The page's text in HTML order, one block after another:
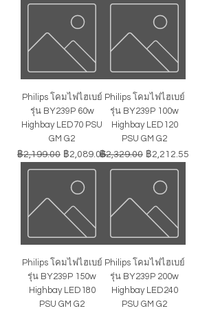
Philips โคมไฟไฮเบย์
รุ่น BY239P 60w
Highbay LED70 PSU
GM G2
ราคาปกติ
฿2,199.00 ราคาขายลด
฿2,089.05
Philips โคมไฟไฮเบย์
รุ่น BY239P 100w
Highbay LED120
PSU GM G2
ราคาปกติ
฿2,329.00 ราคาขายลด
฿2,212.55
Philips โคมไฟไฮเบย์
รุ่น BY239P 150w
Highbay LED180
PSU GM G2
Philips โคมไฟไฮเบย์
รุ่น BY239P 200w
Highbay LED240
PSU GM G2